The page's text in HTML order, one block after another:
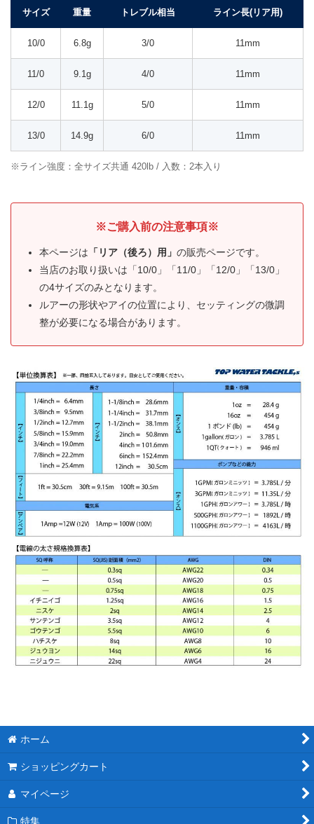
サイズ 重量 トレブル相当 ライン長(リア用)
10/0 6.8g 3/0 11mm
11/0 9.1g 4/0 11mm
12/0 11.1g 5/0 11mm
13/0 14.9g 6/0 11mm
※ライン強度：全サイズ共通 420lb / 入数：2本入り
※ご購入前の注意事項※
本ページは 「リア（後ろ）用」 の販売ページです。
当店のお取り扱いは「10/0」「11/0」「12/0」「13/0」
の4サイズのみとなります。
ルアーの形状やアイの位置により、セッティングの微調
整が必要になる場合があります。
ホーム
ショッピングカート
マイページ
特集